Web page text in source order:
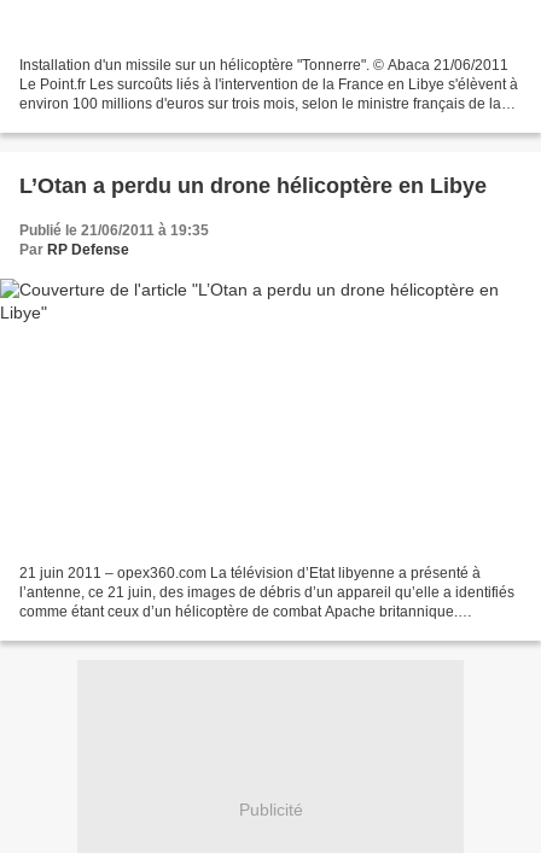
Installation d'un missile sur un hélicoptère "Tonnerre". © Abaca 21/06/2011
Le Point.fr Les surcoûts liés à l'intervention de la France en Libye s'élèvent à
environ 100 millions d'euros sur trois mois, selon le ministre français de la
L’Otan a perdu un drone hélicoptère en Libye
Publié le 21/06/2011 à 19:35
Par RP Defense
21 juin 2011 – opex360.com La télévision d’Etat libyenne a présenté à
l’antenne, ce 21 juin, des images de débris d’un appareil qu’elle a identifiés
comme étant ceux d’un hélicoptère de combat Apache britannique.
Publicité